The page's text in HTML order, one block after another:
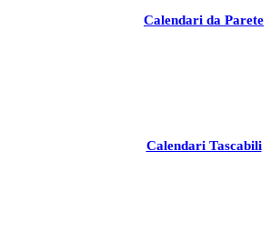
Calendari da Parete
Calendari Tascabili